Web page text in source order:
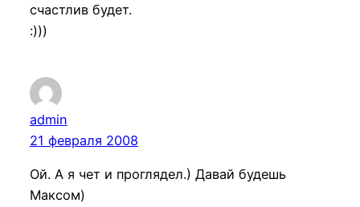
счастлив будет.
:)))
admin
21 февраля 2008
Ой. А я чет и проглядел.) Давай будешь
Максом)